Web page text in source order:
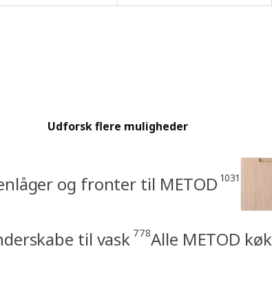
Udforsk flere muligheder
og fronter til METOD 1031
til vask 778Alle METOD